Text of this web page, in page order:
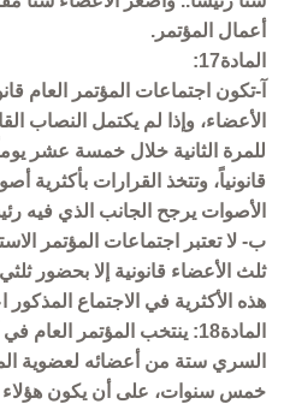
أعمال المؤتمر.
المادة17:
آ-تكون اجتماعات المؤتمر العام
الأعضاء، وإذا لم يكتمل النصاب
للمرة الثانية خلال خمسة عشر
قانونياً، وتتخذ القرارات
الأصوات يرجح الجانب الذي فيه
ب- لا تعتبر اجتماعات المؤتمر
ثلث الأعضاء قانونية إلا بحضور
هذه الأكثرية في الاجتماع المذكور
المادة18: ينتخب المؤتمر
السري ستة من أعضائه لعضوية
خمس سنوات، على أن يكون هؤلاء